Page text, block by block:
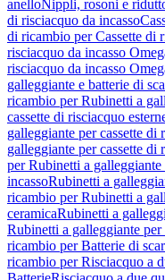
anelloNippli, rosoni e
di risciacquo da incasso
di ricambio per Cassette di
risciacquo da incasso
risciacquo da incasso
galleggiante e batterie di
ricambio per Rubinetti a
cassette di risciacquo
galleggiante per cassette di
galleggiante per cassette di
per Rubinetti a galleggiante
incassoRubinetti a
ricambio per Rubinetti a
ceramicaRubinetti a
Rubinetti a galleggiante
ricambio per Batterie di
ricambio per Risciacquo a